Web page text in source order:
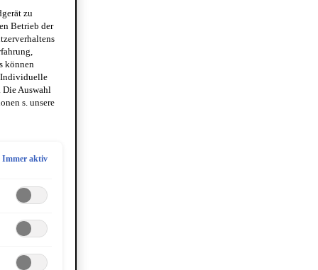
zu
Betrieb der
können
Individuelle
Die Auswahl
s. unsere
Immer aktiv